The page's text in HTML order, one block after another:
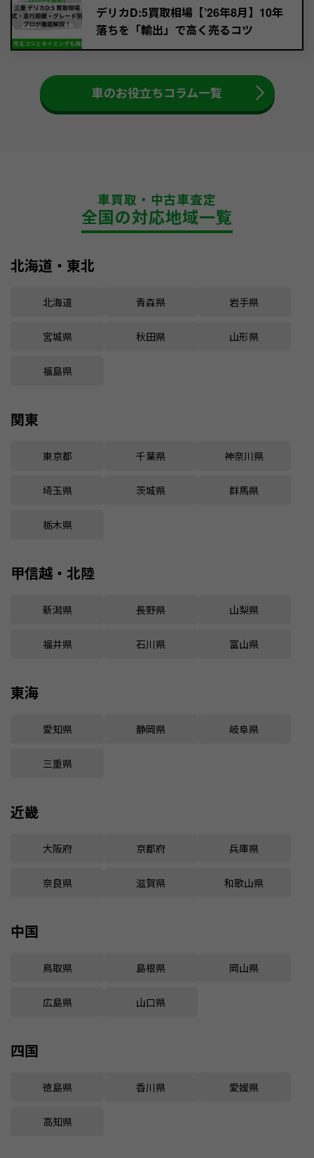
デリカD:5買取相場【’26年8月】10年
落ちを「輸出」で高く売るコツ
車のお役立ちコラム一覧
車買取・中古車査定
全国の対応地域一覧
北海道・東北
北海道 青森県 岩手県
宮城県 秋田県 山形県
福島県
関東
東京都 千葉県 神奈川県
埼玉県 茨城県 群馬県
栃木県
甲信越・北陸
新潟県 長野県 山梨県
福井県 石川県 富山県
東海
愛知県 静岡県 岐阜県
三重県
近畿
大阪府 京都府 兵庫県
奈良県 滋賀県 和歌山県
中国
鳥取県 島根県 岡山県
広島県 山口県
四国
徳島県 香川県 愛媛県
高知県